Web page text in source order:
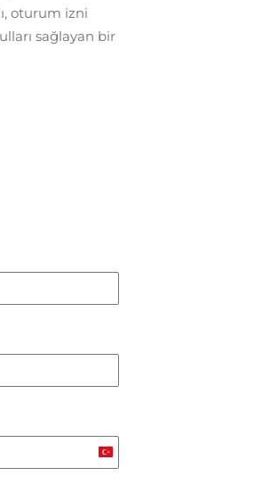
oturum izni
sağlayan bir
Turkey